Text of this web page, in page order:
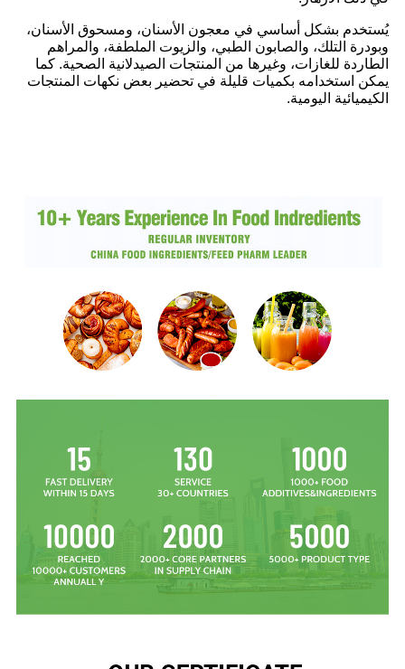
يُستخدم بشكل أساسي في معجون الأسنان، ومسحوق الأسنان،
وبودرة التلك، والصابون الطبي، والزيوت الملطفة، والمراهم
الطاردة للغازات، وغيرها من المنتجات الصيدلانية الصحية. كما
يمكن استخدامه بكميات قليلة في تحضير بعض نكهات المنتجات
الكيميائية اليومية.